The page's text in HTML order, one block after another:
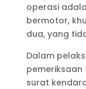
operasi
bermotor,
dua, yang
Dalam
surat